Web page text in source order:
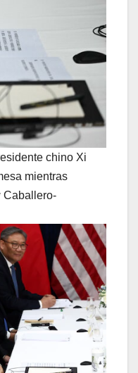
chino Xi
mientras
Caballero-